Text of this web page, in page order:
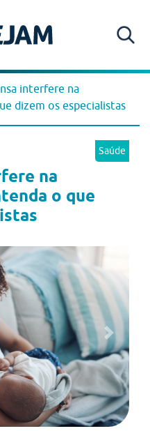
interfere na
dizem os especialistas
Saúde
na
o que
Next